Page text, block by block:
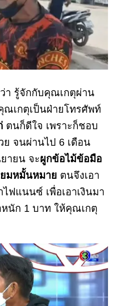
า รู้จักกับคุณเกตุผ่าน
เกตุเป็นฝ่ายโทรศัพท์
ตนก็ดีใจ เพราะก็ชอบ
ย จนผ่านไป 6 เดือน
ายน จะผูกข้อไม้ข้อมือ
ยมหมั้นหมาย ตนจึงเอา
ฟแนนซ์ เพื่อเอาเงินมา
นัก 1 บาท ให้คุณเกตุ